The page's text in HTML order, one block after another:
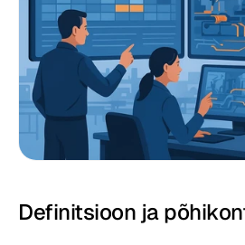
Definitsioon ja